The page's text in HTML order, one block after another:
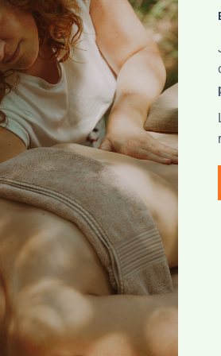
créée en 1971, et n’a
Remy-en-
toutes sortes de
vous devriez vous rendre
vous bien !